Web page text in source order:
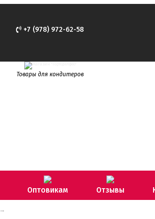
+7 (978) 972-62-58
Товары для кондитеров
Оптовикам Отзывы
→